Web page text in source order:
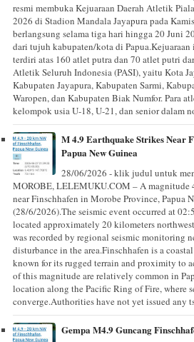
resmi membuka Kejuaraan Daerah Atletik
2026 di Stadion Mandala Jayapura pada
berlangsung selama tiga hari hingga 20 Juni
dari tujuh kabupaten/kota di
terdiri atas 160 atlet putra dan 70 atlet putri
Atletik Seluruh Indonesia (PASI), yaitu Kota
Kabupaten Jayapura, Kabupaten Sarmi,
Waropen, dan Kabupaten Biak Numfor. Para
kelompok usia U-18, U-21, dan senior dalam
M 4.9 Earthquake Strikes Near
Papua New Guinea
28/06/2026 - klik judul untuk
MOROBE, LELEMUKU.COM – A magnitude
near Finschhafen in Morobe Province, Papua
(28/6/2026).The seismic event occurred at
located approximately 20 kilometers
was recorded by regional seismic monitoring
disturbance in the area.Finschhafen is a
known for its rugged terrain and proximity to
of this magnitude are relatively common in
location along the Pacific Ring of Fire, where
converge.Authorities have not yet issued any
Gempa M4.9 Guncang